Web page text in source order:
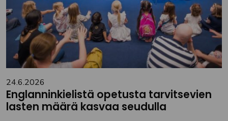
24.6.2026
Englanninkielistä opetusta tarvitsevien
lasten määrä kasvaa seudulla